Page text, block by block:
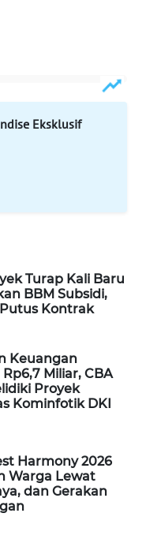
Eksklusif
Turap Kali Baru
BBM Subsidi,
Kontrak
Keuangan
Miliar, CBA
Proyek
Kominfotik DKI
Harmony 2026
Warga Lewat
dan Gerakan